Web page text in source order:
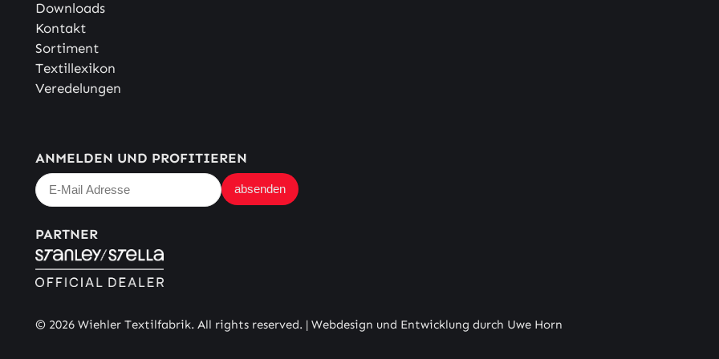
Downloads
Kontakt
Sortiment
Textillexikon
Veredelungen
ANMELDEN UND PROFITIEREN
PARTNER
© 2026 Wiehler Textilfabrik. All rights reserved. | Webdesign und Entwicklung durch Uwe Horn